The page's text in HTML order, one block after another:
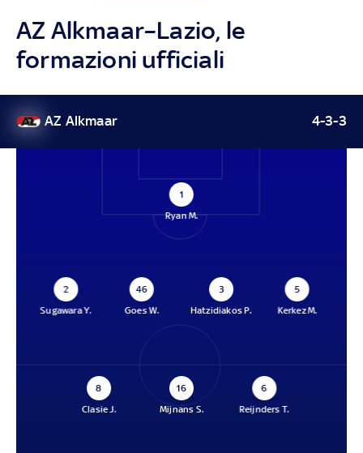
AZ Alkmaar–Lazio, le
formazioni ufficiali
AZ Alkmaar 4-3-3
1
Ryan M.
2
Sugawara Y.
46
Goes W.
3
Hatzidiakos P.
5
Kerkez M.
8
Clasie J.
16
Mijnans S.
6
Reijnders T.